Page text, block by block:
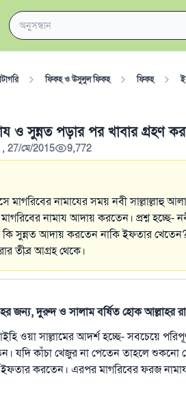
ফিকহ ও উসুলুল ফিকহ ফিকহ
ও সুন্নত পড়ার পর খাবার গ্রহণ
, 27/মে/2015 9,772
মাগরিবের নামাযের সময় নবী সাল্লাল্লাহু
নামায আদায় করতেন। প্রশ্ন হচ্ছে-
সুন্নত আদায় করতেন নাকি ইফতার
তীব্র আগ্রহ থেকে।
জন্য, দুরুদ ও সালাম বর্ষিত হোক আল্লাহর
ওয়া সাল্লামের আদর্শ হচ্ছে- সবচেয়ে
যদি কাঁচা খেজুর না পেতেন তাহলে
ইফতার করতেন। এরপর মাগরিবের ফরজ